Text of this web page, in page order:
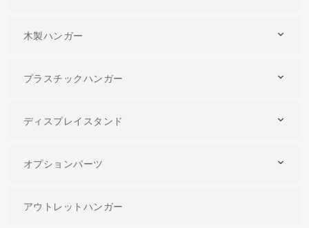
木製ハンガー
プラスチックハンガー
ディスプレイスタンド
オプションパーツ
アウトレットハンガー